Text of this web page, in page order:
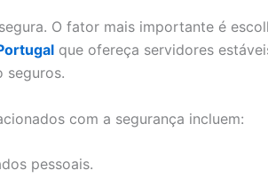
O fator mais importante é
que ofereça servidores
seguros.
com a segurança incluem:
pessoais.